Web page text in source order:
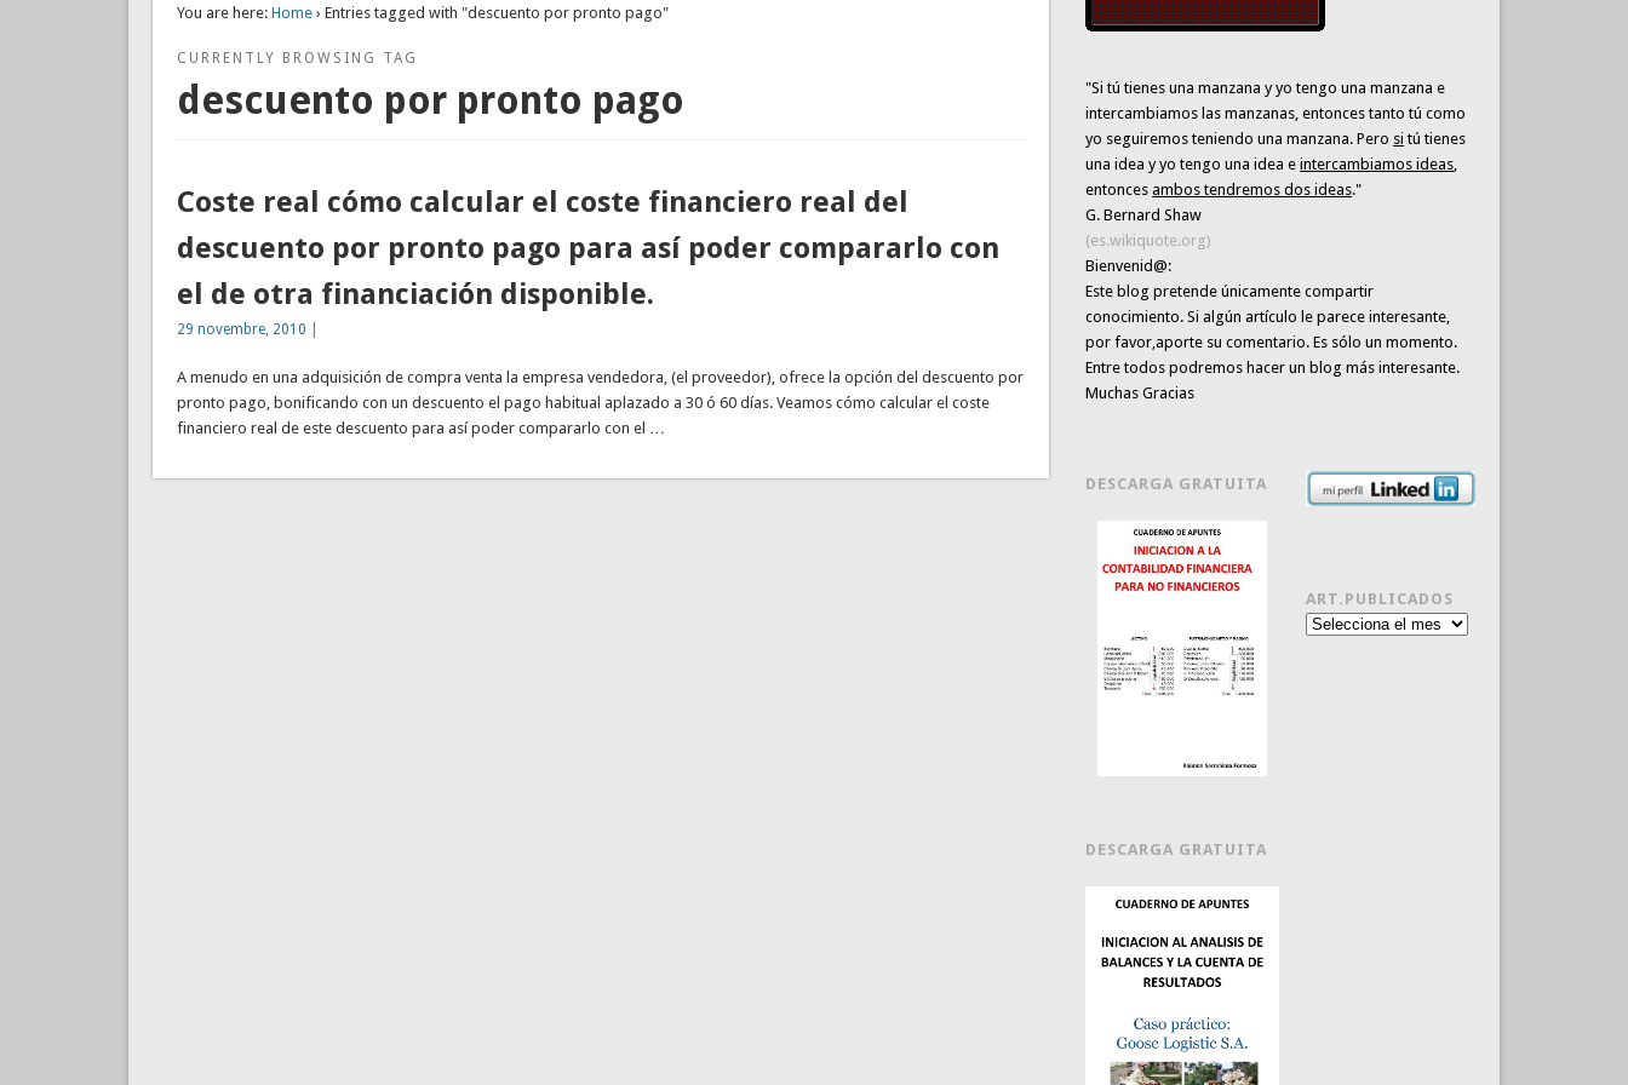
You are here: Home› Entries tagged with "descuento por pronto pago"
CURRENTLY BROWSING TAG
descuento por pronto pago
Coste real cómo calcular el coste financiero real del
descuento por pronto pago para así poder compararlo con
el de otra financiación disponible.
29 novembre, 2010
A menudo en una adquisición de compra venta la empresa vendedora, (el proveedor), ofrece la opción del descuento por
pronto pago, bonificando con un descuento el pago habitual aplazado a 30 ó 60 días. Veamos cómo calcular el coste
financiero real de este descuento para así poder compararlo con el …
"Si tú tienes una manzana y yo tengo una manzana e
intercambiamos las manzanas, entonces tanto tú como
yo seguiremos teniendo una manzana. Pero si tú tienes
una idea y yo tengo una idea eintercambiamos ideas,
entoncesambos tendremos dos ideas."
G. Bernard Shaw
(es.wikiquote.org)
Bienvenid@:
Este blog pretende únicamentecompartir
conocimiento. Si algún artículo le parece interesante,
por favor,aporte su comentario. Es sólo un momento.
Entre todos podremos hacer un blog más interesante.
Muchas Gracias
DESCARGA GRATUITA
DESCARGA GRATUITA
ART.PUBLICADOS
Art.publicados